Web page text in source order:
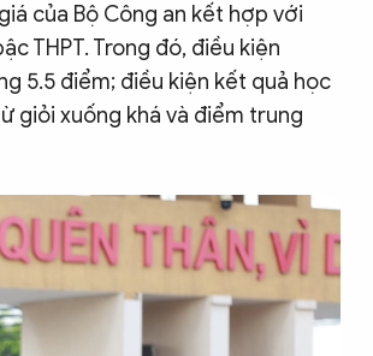
của Bộ Công an kết hợp với
THPT. Trong đó, điều kiện
5.5 điểm; điều kiện kết quả học
giỏi xuống khá và điểm trung